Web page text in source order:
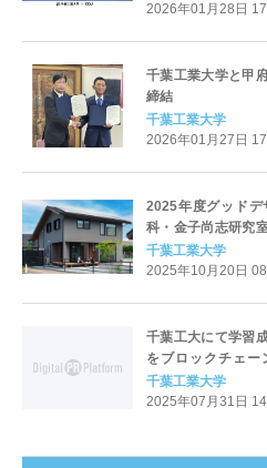
2026年01月28日
千葉工業大学と甲
締結
千葉工業大学
2026年01月27日
2025年度グッド
科・金子尚志研究
た住宅が受賞！
千葉工業大学
2025年10月20日
千葉工大にて学習
をブロックチェー
貨"をキャンパス内
ード活用の新教育実
千葉工業大学
2025年07月31日